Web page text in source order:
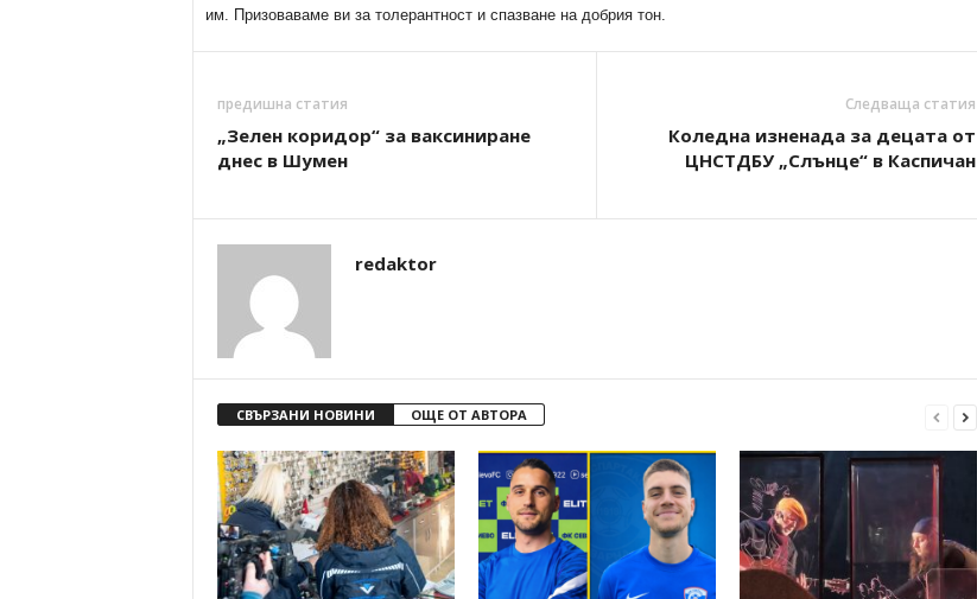
им. Призоваваме ви за толерантност и спазване на добрия тон.
предишна статия
„Зелен коридор“ за ваксиниране
днес в Шумен
Следваща статия
Коледна изненада за децата от
ЦНСТДБУ „Слънце“ в Каспичан
redaktor
СВЪРЗАНИ НОВИНИ ОЩЕ ОТ АВТОРА